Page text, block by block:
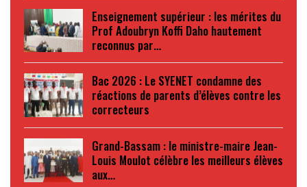
Enseignement supérieur : les mérites du
Prof Adoubryn Koffi Daho hautement
reconnus par…
Bac 2026 : Le SYENET condamne des
réactions de parents d’élèves contre les
correcteurs
Grand-Bassam : le ministre-maire Jean-
Louis Moulot célèbre les meilleurs élèves
aux…